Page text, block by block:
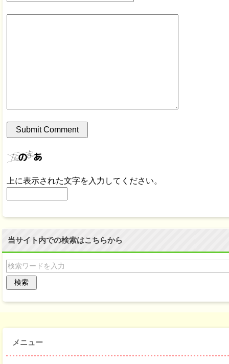
上に表示された文字を入力してください。
当サイト内での検索はこちらから
メニュー